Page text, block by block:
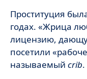
Проституция
годах. «Жрица
лицензию,
посетили
называемый crib.